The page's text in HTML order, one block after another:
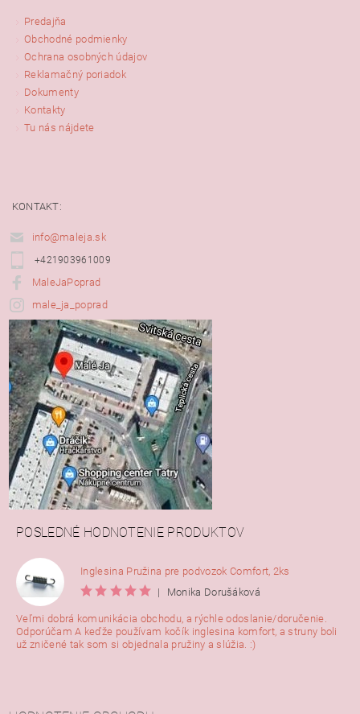
Predajňa
Obchodné podmienky
Ochrana osobných údajov
Reklamačný poriadok
Dokumenty
Kontakty
Tu nás nájdete
KONTAKT:
info@maleja.sk
+421903961009
MaleJaPoprad
male_ja_poprad
POSLEDNÉ HODNOTENIE PRODUKTOV
Inglesina Pružina pre podvozok Comfort, 2ks
|
Monika Dorušáková
Veľmi dobrá komunikácia obchodu, a rýchle odoslanie/doručenie.
Odporúčam A keďže používam kočík inglesina komfort, a struny boli
už zničené tak som si objednala pružiny a slúžia. :)